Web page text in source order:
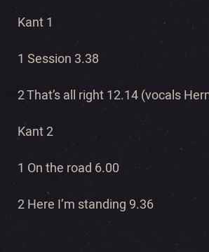
Kant 1
1 Session 3.38
2 That’s all right 12.14 (vocals
Kant 2
1 On the road 6.00
2 Here I’m standing 9.36